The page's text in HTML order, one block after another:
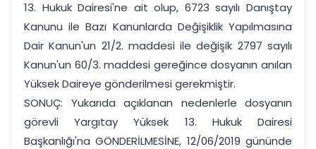
13. Hukuk Dairesi'ne ait olup, 6723 sayılı Danıştay
Kanunu ile Bazı Kanunlarda Değişiklik Yapılmasına
Dair Kanun'un 21/2. maddesi ile değişik 2797 sayılı
Kanun'un 60/3. maddesi gereğince dosyanın anılan
Yüksek Daireye gönderilmesi gerekmiştir.
SONUÇ: Yukarıda açıklanan nedenlerle dosyanın
görevli Yargıtay Yüksek 13. Hukuk Dairesi
Başkanlığı'na GÖNDERİLMESİNE, 12/06/2019 gününde